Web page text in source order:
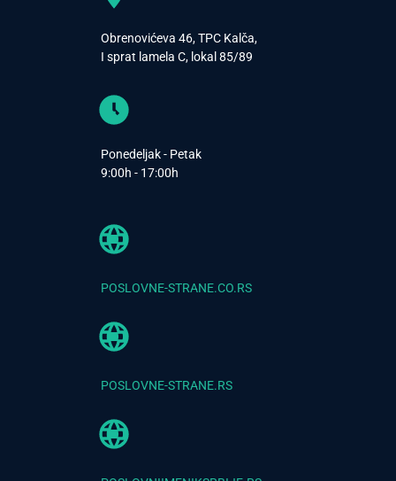
Obrenovićeva 46, TPC Kalča,
I sprat lamela C, lokal 85/89
Ponedeljak - Petak
9:00h - 17:00h
POSLOVNE-STRANE.CO.RS
POSLOVNE-STRANE.RS